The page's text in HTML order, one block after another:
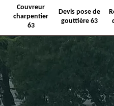
Couvreur
charpentier
63
Devis pose de
gouttière 63